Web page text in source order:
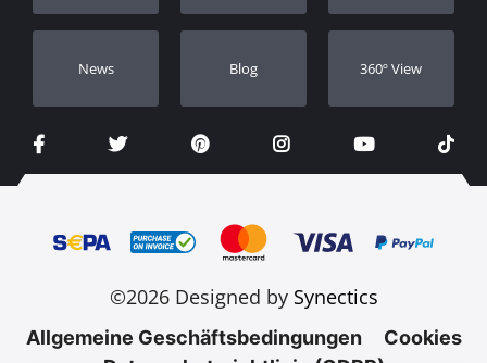
Νews Blog 360º View
©2026 Designed by Synectics
Allgemeine Geschäftsbedingungen
Cookies